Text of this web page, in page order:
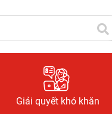
Giải quyết khó khăn